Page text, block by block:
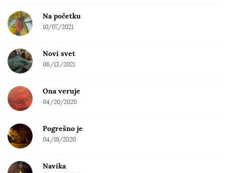
Na početku
10/07/2021
Novi svet
06/13/2021
Ona veruje
04/20/2020
Pogrešno je
04/19/2020
Navika